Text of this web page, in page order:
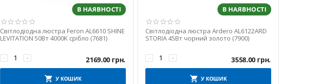
В НАЯВНОСТІ
Світлодіодна люстра Feron AL6610 SHINE
LEVITATION 50Вт 4000K срібло (7681)
+
− 2169.00 грн.
У КОШИК
В НАЯВНОСТІ
Світлодіодна люстра Ardero AL6122ARD
STORIA 45Вт чорний золото (7900)
+
− 3558.00 грн.
У КОШИК